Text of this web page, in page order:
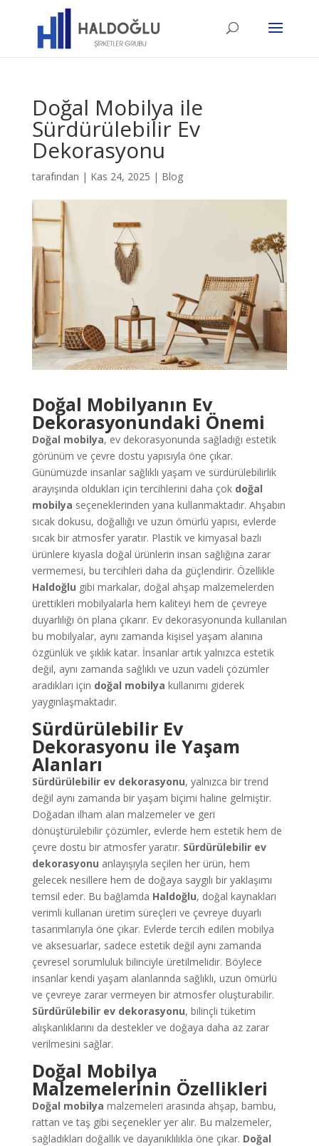
Doğal Mobilya ile
Sürdürülebilir Ev
Dekorasyonu
tarafından | Kas 24, 2025 | Blog
Doğal Mobilyanın Ev
Dekorasyonundaki Önemi
Doğal mobilya, ev dekorasyonunda sağladığı estetik
görünüm ve çevre dostu yapısıyla öne çıkar.
Günümüzde insanlar sağlıklı yaşam ve sürdürülebilirlik
arayışında oldukları için tercihlerini daha çok doğal
mobilya seçeneklerinden yana kullanmaktadır. Ahşabın
sıcak dokusu, doğallığı ve uzun ömürlü yapısı, evlerde
sıcak bir atmosfer yaratır. Plastik ve kimyasal bazlı
ürünlere kıyasla doğal ürünlerin insan sağlığına zarar
vermemesi, bu tercihleri daha da güçlendirir. Özellikle
Haldoğlu gibi markalar, doğal ahşap malzemelerden
ürettikleri mobilyalarla hem kaliteyi hem de çevreye
duyarlılığı ön plana çıkarır. Ev dekorasyonunda kullanılan
bu mobilyalar, aynı zamanda kişisel yaşam alanına
özgünlük ve şıklık katar. İnsanlar artık yalnızca estetik
değil, aynı zamanda sağlıklı ve uzun vadeli çözümler
aradıkları için doğal mobilya kullanımı giderek
yaygınlaşmaktadır.
Sürdürülebilir Ev
Dekorasyonu ile Yaşam
Alanları
Sürdürülebilir ev dekorasyonu, yalnızca bir trend
değil aynı zamanda bir yaşam biçimi haline gelmiştir.
Doğadan ilham alan malzemeler ve geri
dönüştürülebilir çözümler, evlerde hem estetik hem de
çevre dostu bir atmosfer yaratır. Sürdürülebilir ev
dekorasyonu anlayışıyla seçilen her ürün, hem
gelecek nesillere hem de doğaya saygılı bir yaklaşımı
temsil eder. Bu bağlamda Haldoğlu, doğal kaynakları
verimli kullanan üretim süreçleri ve çevreye duyarlı
tasarımlarıyla öne çıkar. Evlerde tercih edilen mobilya
ve aksesuarlar, sadece estetik değil aynı zamanda
çevresel sorumluluk bilinciyle üretilmelidir. Böylece
insanlar kendi yaşam alanlarında sağlıklı, uzun ömürlü
ve çevreye zarar vermeyen bir atmosfer oluşturabilir.
Sürdürülebilir ev dekorasyonu, bilinçli tüketim
alışkanlıklarını da destekler ve doğaya daha az zarar
verilmesini sağlar.
Doğal Mobilya
Malzemelerinin Özellikleri
Doğal mobilya malzemeleri arasında ahşap, bambu,
rattan ve taş gibi seçenekler yer alır. Bu malzemeler,
sağladıkları doğallık ve dayanıklılıkla öne çıkar. Doğal